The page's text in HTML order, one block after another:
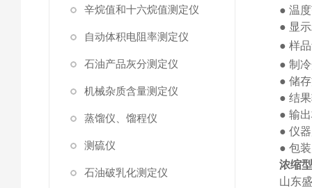
辛烷值和十六烷值测定仪
自动体积电阻率测定仪
石油产品灰分测定仪
机械杂质含量测定仪
蒸馏仪、馏程仪
测硫仪
石油破乳化测定仪
● 温
● 显示
● 样
● 制
● 储
● 结
● 输
● 仪
● 包
浓缩
山东